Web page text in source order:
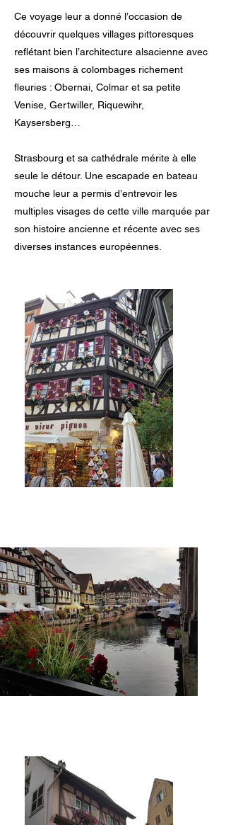
Ce voyage leur a donné l’occasion de
découvrir quelques villages pittoresques
reflétant bien l’architecture alsacienne avec
ses maisons à colombages richement
fleuries : Obernai, Colmar et sa petite
Venise, Gertwiller, Riquewihr,
Kaysersberg…
Strasbourg et sa cathédrale mérite à elle
seule le détour. Une escapade en bateau
mouche leur a permis d’entrevoir les
multiples visages de cette ville marquée par
son histoire ancienne et récente avec ses
diverses instances européennes.